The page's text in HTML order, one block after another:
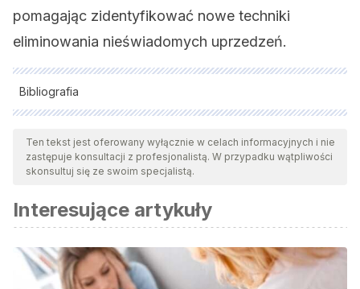
pomagając zidentyfikować nowe techniki
eliminowania nieświadomych uprzedzeń.
Bibliografia
Wszystkie cytowane źródła zostały gruntownie
przeanalizowane przez nasz zespół w celu zapewnienia ich
jakości, wiarygodności, aktualności i ważności. Bibliografia
względem naukowym lub akademickim.
Percepción de prejuicio, identidad nacional y bienestar
subjetivo en colombianos emigrantes; Javier Alonso Murillo
Muñoz, http://e-
Ten tekst jest oferowany wyłącznie w celach informacyjnych i nie
zastępuje konsultacji z profesjonalistą. W przypadku wątpliwości
skonsultuj się ze swoim specjalistą.
Interesujące artykuły